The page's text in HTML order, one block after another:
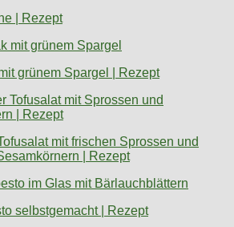
| Rezept
grünem Spargel | Rezept
mit frischen Sprossen und
| Rezept
selbstgemacht | Rezept